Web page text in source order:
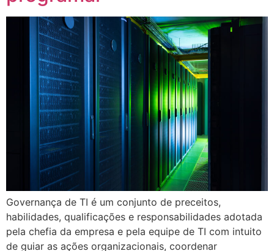
Governança de TI é um conjunto de preceitos,
habilidades, qualificações e responsabilidades adotada
pela chefia da empresa e pela equipe de TI com intuito
de guiar as ações organizacionais, coordenar